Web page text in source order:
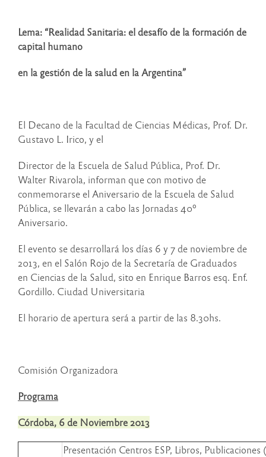
Lema: “Realidad Sanitaria: el desafío de la formación de
capital humano
en la gestión de la salud en la Argentina”
El Decano de la Facultad de Ciencias Médicas, Prof. Dr.
Gustavo L. Irico, y el
Director de la Escuela de Salud Pública, Prof. Dr.
Walter Rivarola, informan que con motivo de
conmemorarse el Aniversario de la Escuela de Salud
Pública, se llevarán a cabo las Jornadas 40º
Aniversario.
El evento se desarrollará los días 6 y 7 de noviembre de
2013, en el Salón Rojo de la Secretaría de Graduados
en Ciencias de la Salud, sito en Enrique Barros esq. Enf.
Gordillo. Ciudad Universitaria
El horario de apertura será a partir de las 8.30hs.
Comisión Organizadora
Programa
Córdoba, 6 de Noviembre 2013
Presentación Centros ESP, Libros, Publicaciones